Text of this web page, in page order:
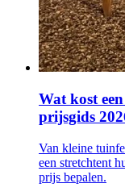
Wat kost
prijsgids
Van kleine
een stretchtent
prijs bepalen.